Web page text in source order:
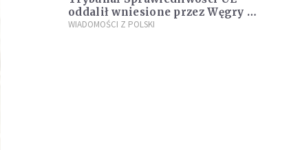
oddalił wniesione przez Węgry i
Polskę skargi na tzw.
WIADOMOŚCI Z POLSKI